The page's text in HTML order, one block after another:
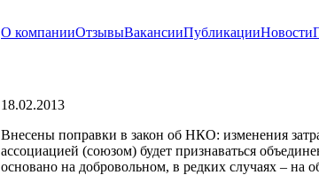
О компанииОтзывыВакансииПубликацииНовости
18.02.2013
Внесены поправки в закон об НКО: изменения
ассоциацией (союзом) будет признаваться
основано на добровольном, в редких случаях – на